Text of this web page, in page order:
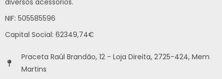
NIF: 505585596
Capital Social: 62349,74€
Praceta Raúl Brandão, 12 - Loja Direita, 2725-424, Mem
Martins